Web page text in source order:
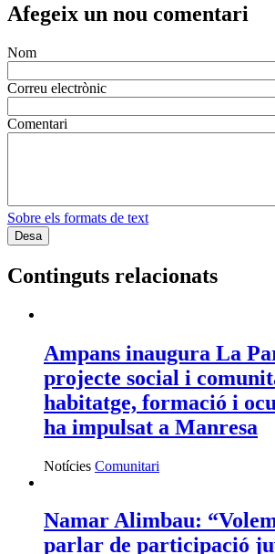
Afegeix un nou comentari
Nom
Correu electrònic
Comentari
Sobre els formats de text
Continguts relacionats
Ampans inaugura La
projecte social i
habitatge, formació i
ha impulsat a Manresa
Notícies Comunitari
Namar Alimbau:
parlar de participació